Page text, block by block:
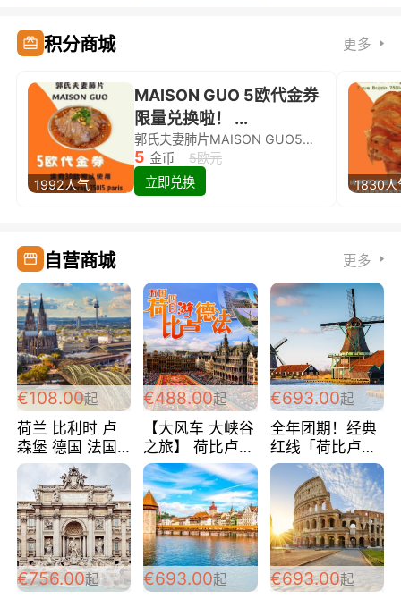
积分商城 更多
1992人气
MAISON GUO 5欧代金券
限量兑换啦！ ...
郭氏夫妻肺片MAISON GUO5欧代金券限量兑换啦！
5 金币
5欧元
立即兑换
1830人
自营商城 更多
€108.00起
荷兰 比利时 卢
森堡 德国 法国
超爽玩遍西欧 循
环线 全程四星宾
馆 108欧/人/天
€488.00起
【大风车 大峡谷
之旅】 荷比卢德
法 巴黎上下 经
典五国四日游
488欧/人
€693.00起
全年团期！经典
红线「荷比卢德
法」七天循环 五
国 仅售99欧/人/
天！巴黎上下！
包拼房~
€756.00起 €693.00起 €693.00起